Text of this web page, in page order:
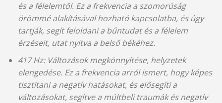
és a félelemtől. Ez a frekvencia a szomorúság
örömmé alakításával hozható kapcsolatba, és úgy
tartják, segít feloldani a bűntudat és a félelem
érzéseit, utat nyitva a belső békéhez.
417 Hz: Változások megkönnyítése, helyzetek
elengedése. Ez a frekvencia arról ismert, hogy képes
tisztítani a negatív hatásokat, és elősegíti a
változásokat, segítve a múltbeli traumák és negatív